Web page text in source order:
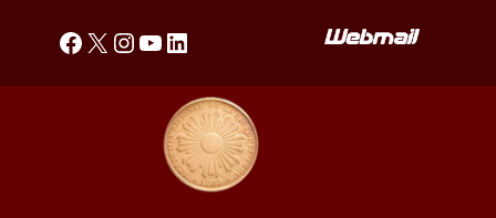
Facebook
X Instagram
YouTube
LinkedIn